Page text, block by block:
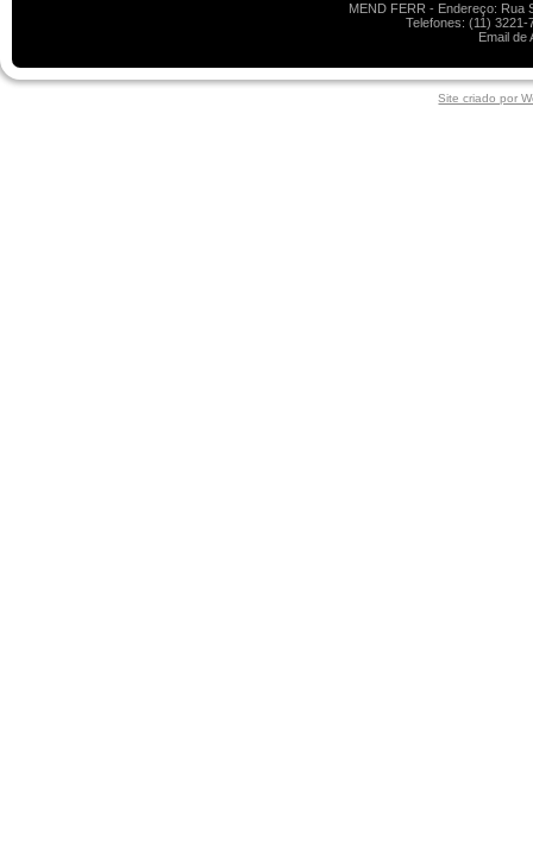
MEND FERR - Endereço: Rua
Telefones: (11)
Email de
Site criado por